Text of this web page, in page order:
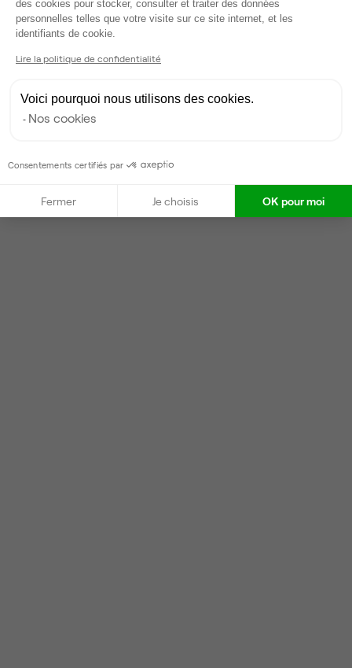
L Louis
des cookies pour stocker, consulter et traiter des données
personnelles telles que votre visite sur ce site internet, et les
identifiants de cookie.
Lire la politique de confidentialité
Voici pourquoi nous utilisons des cookies.
Nos cookies
Consentements certifiés par
Fermer Je choisis OK pour moi